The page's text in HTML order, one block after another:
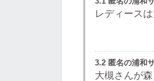
レディース
3.2 匿名の浦和
大槻さんが